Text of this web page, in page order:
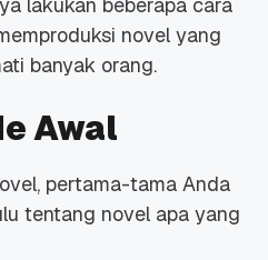
novel yang
banyak orang.
Awal
pertama-tama Anda
tentang novel apa yang